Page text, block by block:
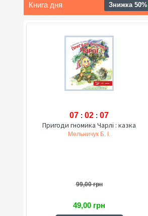
Книга дня Знижка 50%
07 : 02 : 06
Пригоди гномика Чарлі : казка
Мельничук Б. І.
99,00 грн
49,00 грн